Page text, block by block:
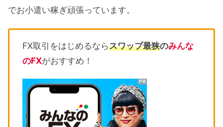
でお小遣い稼ぎ頑張っています。
FX取引をはじめるならスワップ最狭のみんな
のFXがおすすめ！